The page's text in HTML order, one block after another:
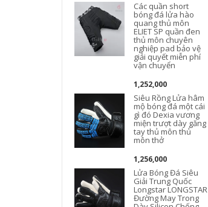
Các quần short
bóng đá lửa hào
quang thủ môn
ELIET SP quần đen
thủ môn chuyên
nghiệp pad bảo vệ
giải quyết miễn phí
vận chuyển
1,252,000
Siêu Rồng Lửa hâm
mộ bóng đá một cái
gì đó Dexia vương
miện trượt dày găng
tay thủ môn thủ
môn thở
1,256,000
Lửa Bóng Đá Siêu
Giải Trung Quốc
Longstar LONGSTAR
Đường May Trong